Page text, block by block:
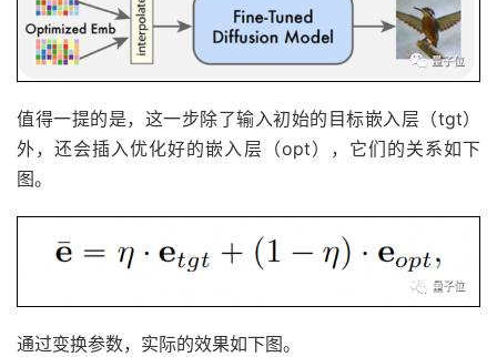
值得一提的是，这一步除了输入初始的目标嵌入层（tgt）
外，还会插入优化好的嵌入层（opt），它们的关系如下
图。
通过变换参数，实际的效果如下图。